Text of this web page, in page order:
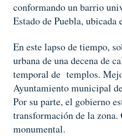
conformando un barrio
Estado de Puebla,
En este lapso de tiempo,
urbana de una decena de
temporal de templos.
Ayuntamiento municipal
Por su parte, el gobierno
transformación de la
monumental.